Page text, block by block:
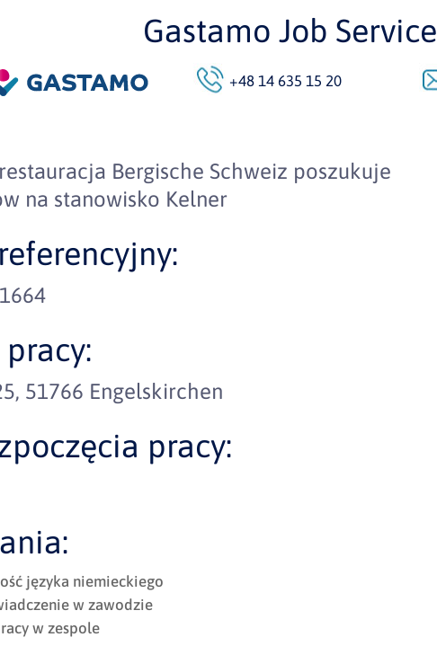
Gastamo Job Service
+48 14 635 15 20
Bergische Schweiz poszukuje
na stanowisko Kelner
51766 Engelskirchen
pracy:
języka niemieckiego
w zawodzie
w zespole